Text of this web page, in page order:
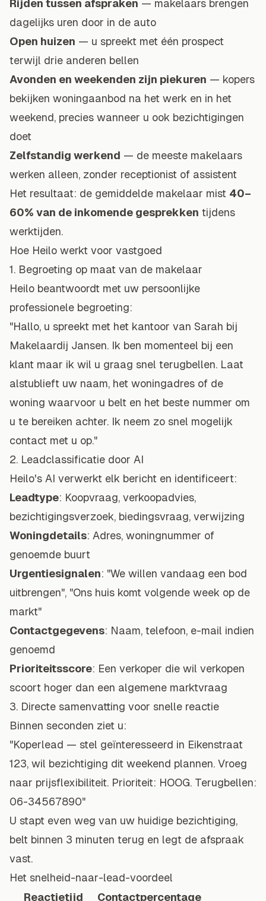
Rijden tussen afspraken — makelaars brengen
dagelijks uren door in de auto
Open huizen — u spreekt met één prospect
terwijl drie anderen bellen
Avonden en weekenden zijn piekuren — kopers
bekijken woningaanbod na het werk en in het
weekend, precies wanneer u ook bezichtigingen
doet
Zelfstandig werkend — de meeste makelaars
werken alleen, zonder receptionist of assistent
Het resultaat: de gemiddelde makelaar mist 40–
60% van de inkomende gesprekken tijdens
werktijden.
Hoe Heilo werkt voor vastgoed
1. Begroeting op maat van de makelaar
Heilo beantwoordt met uw persoonlijke
professionele begroeting:
"Hallo, u spreekt met het kantoor van Sarah bij
Makelaardij Jansen. Ik ben momenteel bij een
klant maar ik wil u graag snel terugbellen. Laat
alstublieft uw naam, het woningadres of de
woning waarvoor u belt en het beste nummer om
u te bereiken achter. Ik neem zo snel mogelijk
contact met u op."
2. Leadclassificatie door AI
Heilo's AI verwerkt elk bericht en identificeert:
Leadtype: Koopvraag, verkoopadvies,
bezichtigingsverzoek, biedingsvraag, verwijzing
Woningdetails: Adres, woningnummer of
genoemde buurt
Urgentiesignalen: "We willen vandaag een bod
uitbrengen", "Ons huis komt volgende week op de
markt"
Contactgegevens: Naam, telefoon, e-mail indien
genoemd
Prioriteitsscore: Een verkoper die wil verkopen
scoort hoger dan een algemene marktvraag
3. Directe samenvatting voor snelle reactie
Binnen seconden ziet u:
"Koperlead — stel geïnteresseerd in Eikenstraat
123, wil bezichtiging dit weekend plannen. Vroeg
naar prijsflexibiliteit. Prioriteit: HOOG. Terugbellen:
06-34567890"
U stapt even weg van uw huidige bezichtiging,
belt binnen 3 minuten terug en legt de afspraak
vast.
Het snelheid-naar-lead-voordeel
Reactietijd
Contactpercentage